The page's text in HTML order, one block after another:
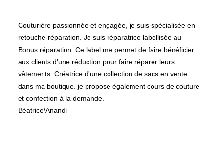
Couturière passionnée et engagée, je suis spécialisée en
retouche-réparation. Je suis réparatrice labellisée au
Bonus réparation. Ce label me permet de faire bénéficier
aux clients d'une réduction pour faire réparer leurs
vêtements. Créatrice d'une collection de sacs en vente
dans ma boutique, je propose également cours de couture
et confection à la demande.
Béatrice/Anandi